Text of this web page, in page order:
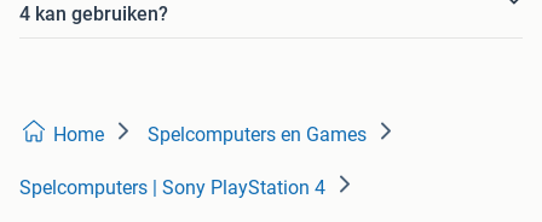
4 kan gebruiken?
Home Spelcomputers en Games
Spelcomputers | Sony PlayStation 4